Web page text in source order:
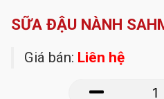
SỮA ĐẬU NÀNH
Giá bán: Liên hệ